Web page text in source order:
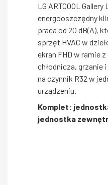
LG ARTCOOL Gallery
energooszczędny
praca od 20 dB(A),
sprzęt HVAC w
ekran FHD w ramie
chłodnicza, grzanie
na czynnik R32 w
urządzeniu.
Komplet:
jednostka